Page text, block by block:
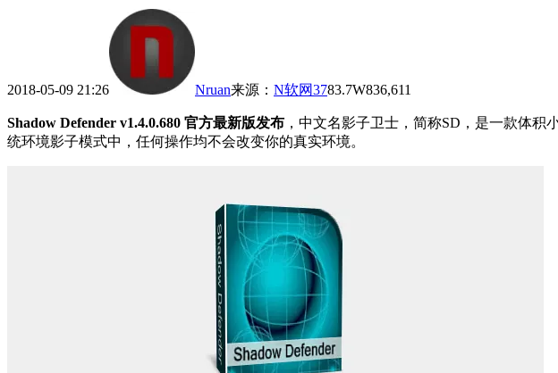
2018-05-09 21:26 Nruan来源 ： N软网3783.7W836,611
Shadow Defender v1.4.0.680 官方最新版发布 ，中文名影子卫士，简称SD，是一款体
统环境影子模式中，任何操作均不会改变你的真实环境。